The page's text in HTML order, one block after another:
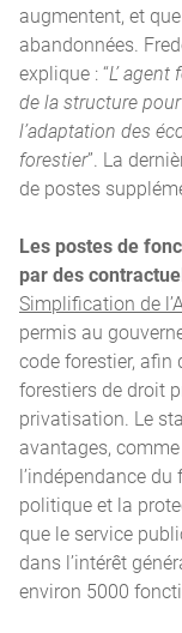
augmentent, et
abandonnées.
explique : “L’
de la structure
l’adaptation des
forestier”. La
de postes
Les postes de
par des
Simplification de
permis au
code forestier, afin
forestiers de droit
privatisation. Le
avantages,
l’indépendance
politique et la
que le service
dans l’intérêt
environ 5000